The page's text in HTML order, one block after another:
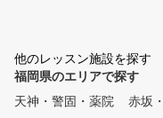
ッスンスタジオを実現し
。レッスンプロは有名パ
ルゴルフレッスンスタジ
他のレッスン施設を探す
福岡県のエリアで探す
天神・警固・薬院
赤坂